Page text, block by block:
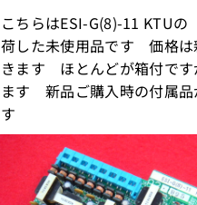
こちらはESI-G(8)-11 KTU
荷した未使用品です 価格は
きます ほとんどが箱付で
ます 新品ご購入時の付属品
す